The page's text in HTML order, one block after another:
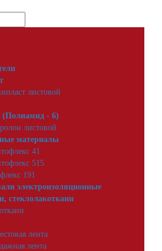
листовой
(Полиамид - 6)
листовой
материалы
41
515
191
электроизоляционные
стеклолакоткани
лента
лента